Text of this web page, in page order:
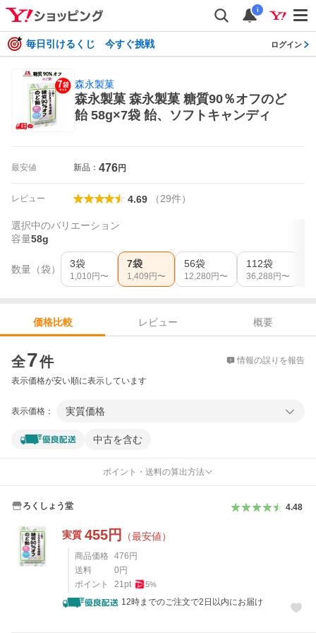
i
毎日引けるくじ 今すぐ挑戦 ログイン
森永製菓
森永製菓 森永製菓 糖質90％オフのど
飴 58g×7袋 飴、ソフトキャンディ
最安値 新品： 476円
レビュー 4.69 （29件）
選択中のバリエーション
容量58g
数量（袋） 3袋
1,010 円〜
7袋
1,409 円〜
56袋
12,280 円〜
112袋
36,288 円〜
価格比較 レビュー
概要
全7件 情報の誤りを報告
表示価格が安い順に表示しています
表示価格： 実質価格
中古を含む
ポイント・送料の算出方法
ろくしょう堂 4.48
実質 455円 （最安値）
商品価格 476 円
送料
0 円
ポイント
21pt 5%
12時までのご注文で2日以内にお届け